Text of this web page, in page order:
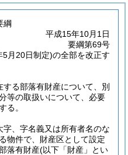
綱
平成15年10月1日
要綱第69号
月20日制定)の全部を改正す
る部落有財産について、別
等の取扱いについて、必要
る。
字、字名義又は所有者名のな
物件で、財産区として設定
落有財産(以下「財産」とい